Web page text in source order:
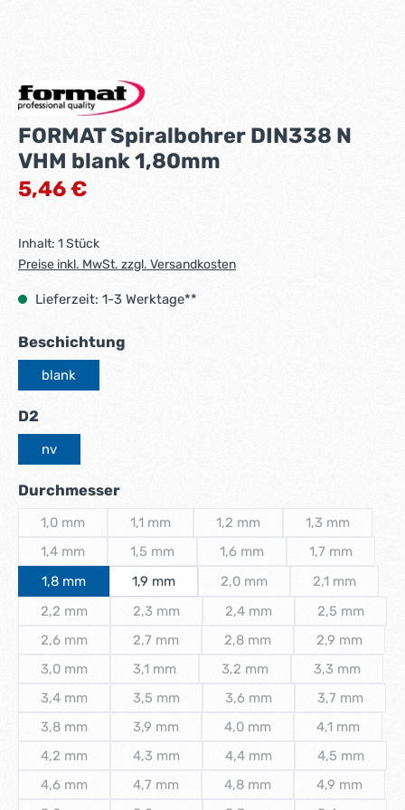
FORMAT Spiralbohrer DIN338 N
VHM blank 1,80mm
Regulärer Preis:
5,46 €
Inhalt: 1 Stück
Preise inkl. MwSt. zzgl. Versandkosten
Lieferzeit: 1-3 Werktage**
Beschichtung
blank
D2
nv
Durchmesserauswählen
1,0 mm
(Diese Option ist zurzeit nicht verfügbar.)
1,1 mm
(Diese Option ist zurzeit nicht verfügbar.)
1,2 mm
(Diese Option ist zurzeit nicht
1,3 mm
1,4 mm
(Diese Option ist zurzeit nicht verfügbar.)
1,5 mm
(Diese Option ist zurzeit nicht verfügbar.)
1,6 mm
(Diese Option ist zurzeit
1,7 mm
1,8 mm 1,9 mm 2,0 mm
(Diese Option ist zurzeit
2,1 mm
2,2 mm
(Diese Option ist zurzeit nicht verfügbar.)
2,3 mm
(Diese Option ist zurzeit nicht verfügbar.)
2,4 mm
(Diese Option ist zurzeit
2,5 mm
2,6 mm
(Diese Option ist zurzeit nicht verfügbar.)
2,7 mm
(Diese Option ist zurzeit nicht verfügbar.)
2,8 mm
(Diese Option ist zurzeit
2,9 mm
3,0 mm
(Diese Option ist zurzeit nicht verfügbar.)
3,1 mm
(Diese Option ist zurzeit nicht verfügbar.)
3,2 mm
(Diese Option ist zurzeit
3,3 mm
3,4 mm
(Diese Option ist zurzeit nicht verfügbar.)
3,5 mm
(Diese Option ist zurzeit nicht verfügbar.)
3,6 mm
(Diese Option ist zurzeit
3,7 mm
3,8 mm
(Diese Option ist zurzeit nicht verfügbar.)
3,9 mm
(Diese Option ist zurzeit nicht verfügbar.)
4,0 mm
(Diese Option ist zurzeit
4,1 mm
4,2 mm
(Diese Option ist zurzeit nicht verfügbar.)
4,3 mm
(Diese Option ist zurzeit nicht verfügbar.)
4,4 mm
(Diese Option ist zurzeit
4,5 mm
4,6 mm
(Diese Option ist zurzeit nicht verfügbar.)
4,7 mm
(Diese Option ist zurzeit nicht verfügbar.)
4,8 mm
(Diese Option ist zurzeit
4,9 mm